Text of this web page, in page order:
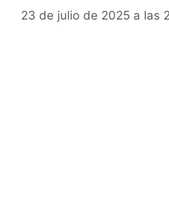
23 de julio de 2025 a las